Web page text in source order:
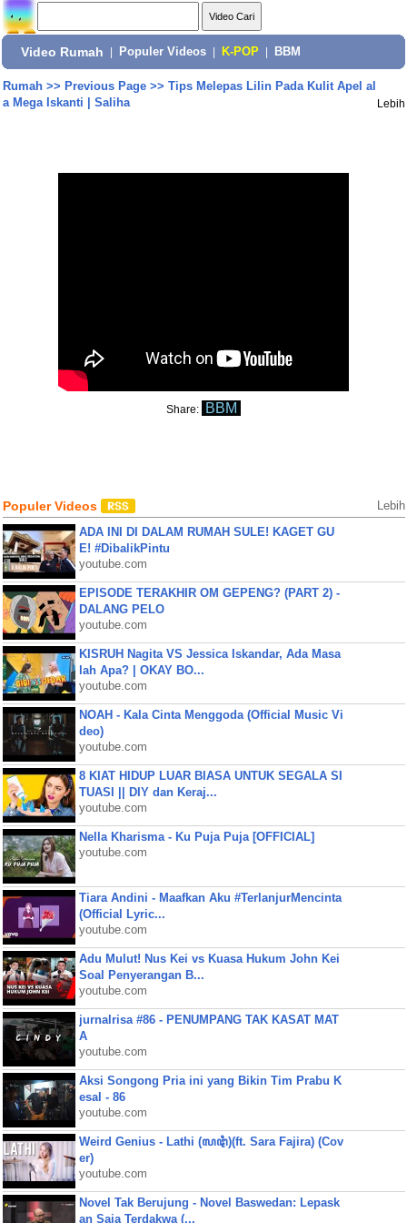
Video Rumah Populer Videos K-POP BBM
Rumah>> Previous Page>> Tips Melepas Lilin Pada Kulit Apel al
a Mega Iskanti | Saliha
Lebih
Share: BBM
Populer Videos Lebih
ADA INI DI DALAM RUMAH SULE! KAGET GU
E! #DibalikPintu
youtube.com
EPISODE TERAKHIR OM GEPENG? (PART 2) -
DALANG PELO
youtube.com
KISRUH Nagita VS Jessica Iskandar, Ada Masa
lah Apa? | OKAY BO...
youtube.com
NOAH - Kala Cinta Menggoda (Official Music Vi
deo)
youtube.com
8 KIAT HIDUP LUAR BIASA UNTUK SEGALA SI
TUASI || DIY dan Keraj...
youtube.com
Nella Kharisma - Ku Puja Puja [OFFICIAL]
youtube.com
Tiara Andini - Maafkan Aku #TerlanjurMencinta
(Official Lyric...
youtube.com
Adu Mulut! Nus Kei vs Kuasa Hukum John Kei
Soal Penyerangan B...
youtube.com
jurnalrisa #86 - PENUMPANG TAK KASAT MAT
A
youtube.com
Aksi Songong Pria ini yang Bikin Tim Prabu K
esal - 86
youtube.com
Weird Genius - Lathi (ꦭꦛꦶ)(ft. Sara Fajira) (Cov
er)
youtube.com
Novel Tak Berujung - Novel Baswedan: Lepask
an Saja Terdakwa (...